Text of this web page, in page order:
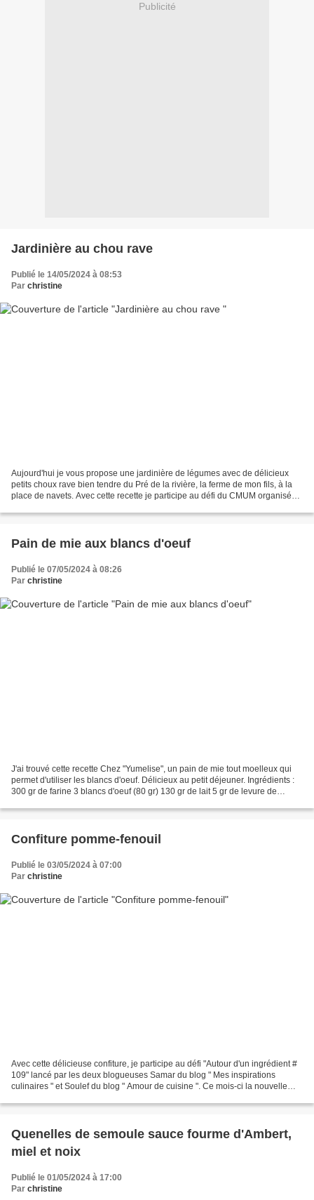
Publicité
Jardinière au chou rave
Publié le 14/05/2024 à 08:53
Par christine
Aujourd'hui je vous propose une jardinière de légumes avec de délicieux
petits choux rave bien tendre du Pré de la rivière, la ferme de mon fils, à la
place de navets. Avec cette recette je participe au défi du CMUM organisé
Pain de mie aux blancs d'oeuf
Publié le 07/05/2024 à 08:26
Par christine
J'ai trouvé cette recette Chez "Yumelise", un pain de mie tout moelleux qui
permet d'utiliser les blancs d'oeuf. Délicieux au petit déjeuner. Ingrédients :
300 gr de farine 3 blancs d'oeuf (80 gr) 130 gr de lait 5 gr de levure de
Confiture pomme-fenouil
Publié le 03/05/2024 à 07:00
Par christine
Avec cette délicieuse confiture, je participe au défi "Autour d'un ingrédient #
109" lancé par les deux blogueuses Samar du blog " Mes inspirations
culinaires " et Soulef du blog " Amour de cuisine ". Ce mois-ci la nouvelle
Quenelles de semoule sauce fourme d'Ambert,
miel et noix
Publié le 01/05/2024 à 17:00
Par christine